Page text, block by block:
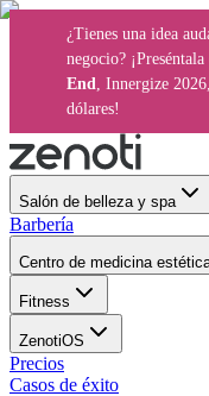
¿Tienes una idea
negocio? ¡Preséntala
End, Innergize
dólares!
Salón de belleza y spa
Barbería
Centro de medicina
Fitness
ZenotiOS
Precios
Casos de éxito